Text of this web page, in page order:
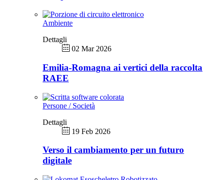
Ambiente
Dettagli
02 Mar 2026
Emilia-Romagna ai vertici della raccolta
RAEE
Persone / Società
Dettagli
19 Feb 2026
Verso il cambiamento per un futuro
digitale